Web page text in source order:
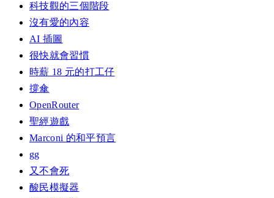
科技觀的三個階段
沒有愛的內容
AI 插圖
很快就會習慣
時薪 18 元的打工仔
撐傘
OpenRouter
聖經遊戲
Marconi 的和平預言
gg
又不會死
酸民模擬器